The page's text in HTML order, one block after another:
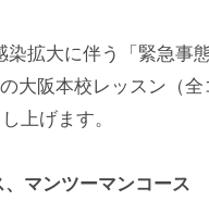
拡大に伴う「緊急事
阪本校レッスン（全
上げます。
マンツーマンコース